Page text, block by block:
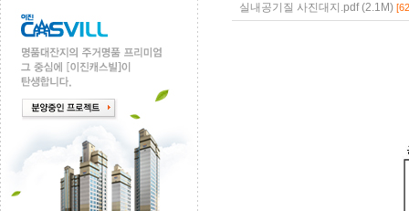
실내공기질 사진대지.pdf (2.1M)